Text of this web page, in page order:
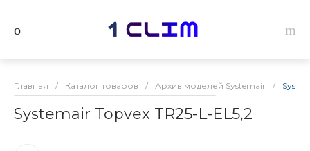
Главная / Каталог товаров / Архив моделей Systemair /
Systemair Topvex TR25-L-EL5,2